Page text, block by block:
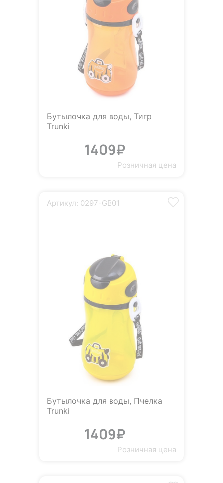
Бутылочка для воды, Тигр
Trunki
1409₽
Розничная цена
Артикул: 0297-GB01
Бутылочка для воды, Пчелка
Trunki
1409₽
Розничная цена